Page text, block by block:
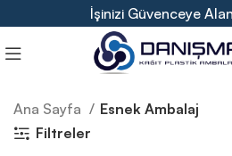
İşinizi Güvenceye
Ana Sayfa
Esnek Ambalaj
Filtreler